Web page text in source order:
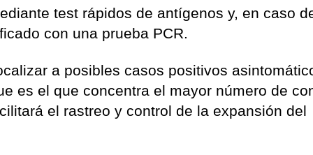
test rápidos de antígenos y, en caso
con una prueba PCR.
a posibles casos positivos
es el que concentra el mayor número de
el rastreo y control de la expansión del